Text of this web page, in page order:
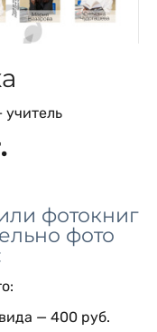
фотокниг
фото
— 400 руб.